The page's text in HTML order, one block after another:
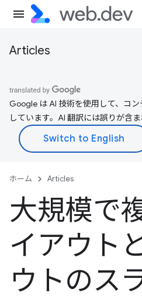
Articles
Google は AI 技術を使用して、コ
しています。AI 翻訳には誤りが含ま
ホーム Articles
大規模で
イアウト
ウトのス